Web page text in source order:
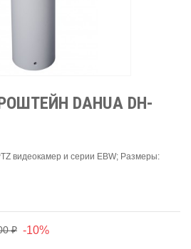
DAHUA DH-
видеокамер и серии EBW; Размеры:
₽ -10%